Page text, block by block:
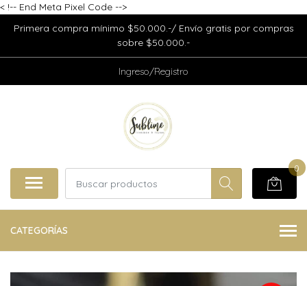
< !-- End Meta Pixel Code -->
Primera compra mínimo $50.000.-/ Envío gratis por compras
sobre $50.000.-
Ingreso/Registro
0
CATEGORÍAS